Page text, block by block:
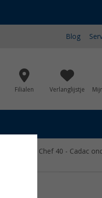
Blog
Filialen Verlanglijstje
voor Citi Chef 40 - Cadac